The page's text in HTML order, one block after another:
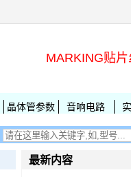
MARKING贴
晶体管参数 音响电路
最新内容